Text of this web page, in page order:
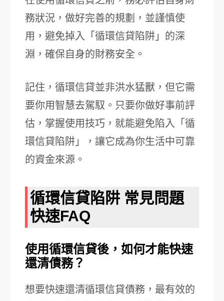
務狀況，做好完善的規劃，並謹慎使
用，避免掉入「循環信貸陷阱」的深
淵，確保自身的財務安全。
記住，循環信貸並非洪水猛獸，但它需
要你用智慧去駕馭。只要你做好事前評
估，掌握使用技巧，就能避免陷入「循
環信貸陷阱」，讓它成為你生活中可靠
的資金來源。
循環信貸陷阱 常見問題
快速FAQ
使用循環信貸後，如何才能快速
還清債務？
想要快速還清循環信貸債務，最有效的